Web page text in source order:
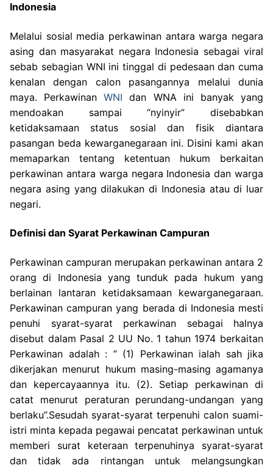
Indonesia
Melalui sosial media perkawinan antara warga negara
asing dan masyarakat negara Indonesia sebagai viral
sebab sebagian WNI ini tinggal di pedesaan dan cuma
kenalan dengan calon pasangannya melalui dunia
maya. PerkawinanWNI dan WNA ini banyak yang
mendoakan sampai “nyinyir” disebabkan
ketidaksamaan status sosial dan fisik diantara
pasangan beda kewarganegaraan ini. Disini kami akan
memaparkan tentang ketentuan hukum berkaitan
perkawinan antara warga negara Indonesia dan warga
negara asing yang dilakukan di Indonesia atau di luar
negari.
Definisi dan Syarat Perkawinan Campuran
Perkawinan campuran merupakan perkawinan antara 2
orang di Indonesia yang tunduk pada hukum yang
berlainan lantaran ketidaksamaan kewarganegaraan.
Perkawinan campuran yang berada di Indonesia mesti
penuhi syarat-syarat perkawinan sebagai halnya
disebut dalam Pasal 2 UU No. 1 tahun 1974 berkaitan
Perkawinan adalah : ” (1) Perkawinan ialah sah jika
dikerjakan menurut hukum masing-masing agamanya
dan kepercayaannya itu. (2). Setiap perkawinan di
catat menurut peraturan perundang-undangan yang
berlaku”.Sesudah syarat-syarat terpenuhi calon suami-
istri minta kepada pegawai pencatat perkawinan untuk
memberi surat keteraan terpenuhinya syarat-syarat
dan tidak ada rintangan untuk melangsungkan